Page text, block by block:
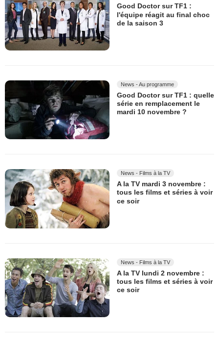
Good Doctor sur TF1 :
l'équipe réagit au final choc
de la saison 3
News - Au programme
Good Doctor sur TF1 : quelle
série en remplacement le
mardi 10 novembre ?
News - Films à la TV
A la TV mardi 3 novembre :
tous les films et séries à voir
ce soir
News - Films à la TV
A la TV lundi 2 novembre :
tous les films et séries à voir
ce soir